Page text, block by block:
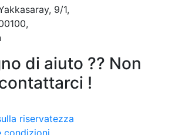
9/1,
di aiuto ?? Non
!
riservatezza
condizioni